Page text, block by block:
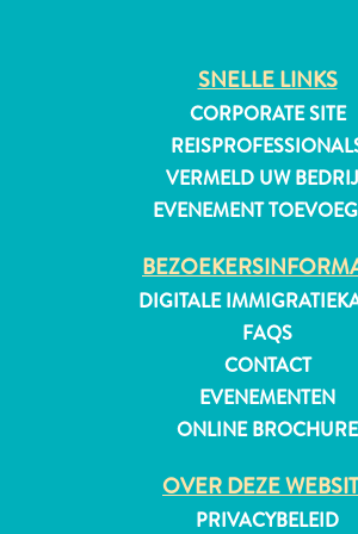
SNELLE LINKS
CORPORATE SITE
VERMELD UW
EVENEMENT
DIGITALE
FAQS
CONTACT
EVENEMENTEN
ONLINE BROCHURE
OVER DEZE
PRIVACYBELEID